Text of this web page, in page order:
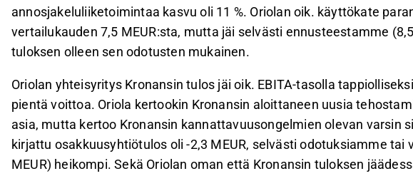
annosjakeluliiketoimintaa kasvu oli 11 %. Oriolan oik. käyttökate
vertailukauden 7,5 MEUR:sta, mutta jäi selvästi ennusteestamme
tuloksen olleen sen odotusten mukainen.
Oriolan yhteisyritys Kronansin tulos jäi oik. EBITA-tasolla
pientä voittoa. Oriola kertookin Kronansin aloittaneen uusia
asia, mutta kertoo Kronansin kannattavuusongelmien olevan varsin
kirjattu osakkuusyhtiötulos oli -2,3 MEUR, selvästi odotuksiamme
MEUR) heikompi. Sekä Oriolan oman että Kronansin tuloksen